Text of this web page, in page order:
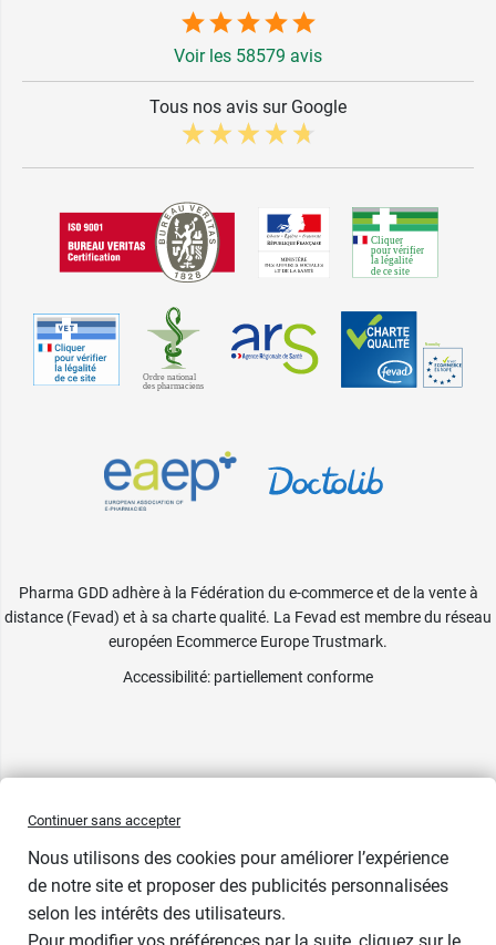
Voir les 58579 avis
Tous nos avis sur Google
Pharma GDD adhère à la Fédération du e-commerce et de la vente à
distance (Fevad) et à sa charte qualité. La Fevad est membre du réseau
européen Ecommerce Europe Trustmark.
Accessibilité: partiellement conforme
Continuer sans accepter
Nous utilisons des cookies pour améliorer l’expérience
de notre site et proposer des publicités personnalisées
selon les intérêts des utilisateurs.